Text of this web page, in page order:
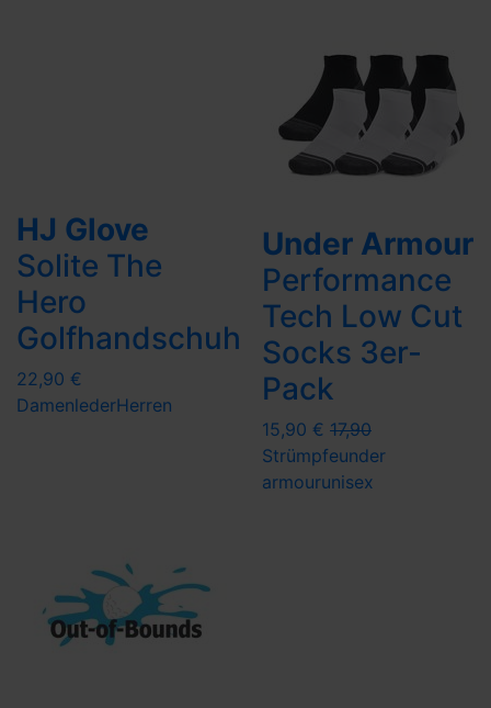
HJ Glove
Solite The
Hero
Golfhandschuh
22,90 €
DamenlederHerren
Under Armour
Performance
Tech Low Cut
Socks 3er-
Pack
15,90 € 17,90
Strümpfeunder
armourunisex